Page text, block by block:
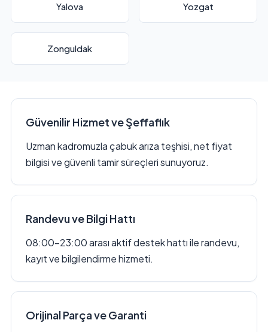
Yalova Yozgat
Zonguldak
Güvenilir Hizmet ve Şeffaflık
Uzman kadromuzla çabuk arıza teşhisi, net fiyat
bilgisi ve güvenli tamir süreçleri sunuyoruz.
Randevu ve Bilgi Hattı
08:00–23:00 arası aktif destek hattı ile randevu,
kayıt ve bilgilendirme hizmeti.
Orijinal Parça ve Garanti